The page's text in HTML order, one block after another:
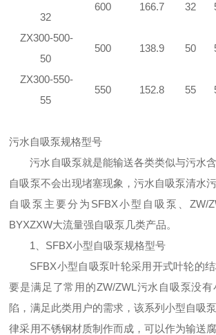
32
600 166.7 32
ZX300-500-
50
500 138.9 50
ZX300-550-
55
550 152.8 55
污水自吸泵规格型号
污水自吸泵就是能输送各类类似与污水
自吸泵不会出现堵塞现象，污水自吸泵清水
自吸泵主要分为SFBX小型自吸泵、ZW/
BYXZXW大流量强自吸泵几类产品。
1、SFBX小型自吸泵规格型号
SFBX小型自吸泵叶轮采用开式叶轮的
要是满足了常用的ZW/ZWL污水自吸泵没
陷，满足此类用户的需求，该系列小型自吸
律采用不锈钢材质制作而成，可以作为输送